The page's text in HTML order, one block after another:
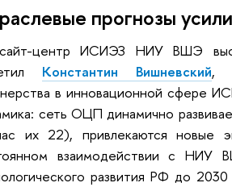
прогнозы
центр ИСИЭЗ НИУ ВШЭ
Константин Вишневский,
в инновационной сфере
сеть ОЦП динамично
их 22), привлекаются новые
взаимодействии с НИУ
развития РФ до